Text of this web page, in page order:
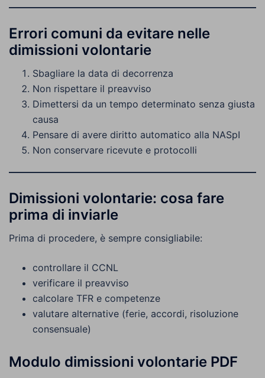
Errori comuni da evitare nelle
dimissioni volontarie
Sbagliare la data di decorrenza
Non rispettare il preavviso
Dimettersi da un tempo determinato senza giusta
causa
Pensare di avere diritto automatico alla NASpI
Non conservare ricevute e protocolli
Dimissioni volontarie: cosa fare
prima di inviarle
Prima di procedere, è sempre consigliabile:
controllare il CCNL
verificare il preavviso
calcolare TFR e competenze
valutare alternative (ferie, accordi, risoluzione
consensuale)
Modulo dimissioni volontarie PDF